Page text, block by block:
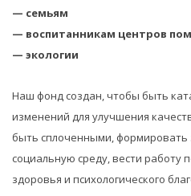
— семьям
— воспитанникам центров
— экологии
Наш фонд создан, чтобы быть
изменений для улучшения
быть сплоченными,
социальную среду, вести работу
здоровья и психологического